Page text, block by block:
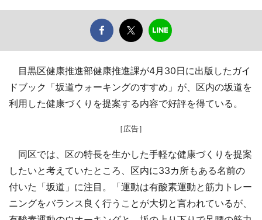
目黒区健康推進部健康推進課が4月30日に出版したガイ
ドブック「坂道ウォーキングのすすめ」が、区内の坂道を
利用した健康づくりを提案する内容で好評を得ている。
［広告］
同区では、区の特長を生かした手軽な健康づくりを提案
したいと考えていたところ、区内に33カ所もある名前の
付いた「坂道」に注目。「運動は有酸素運動と筋力トレー
ニングをバランス良く行うことが大切と言われているが、